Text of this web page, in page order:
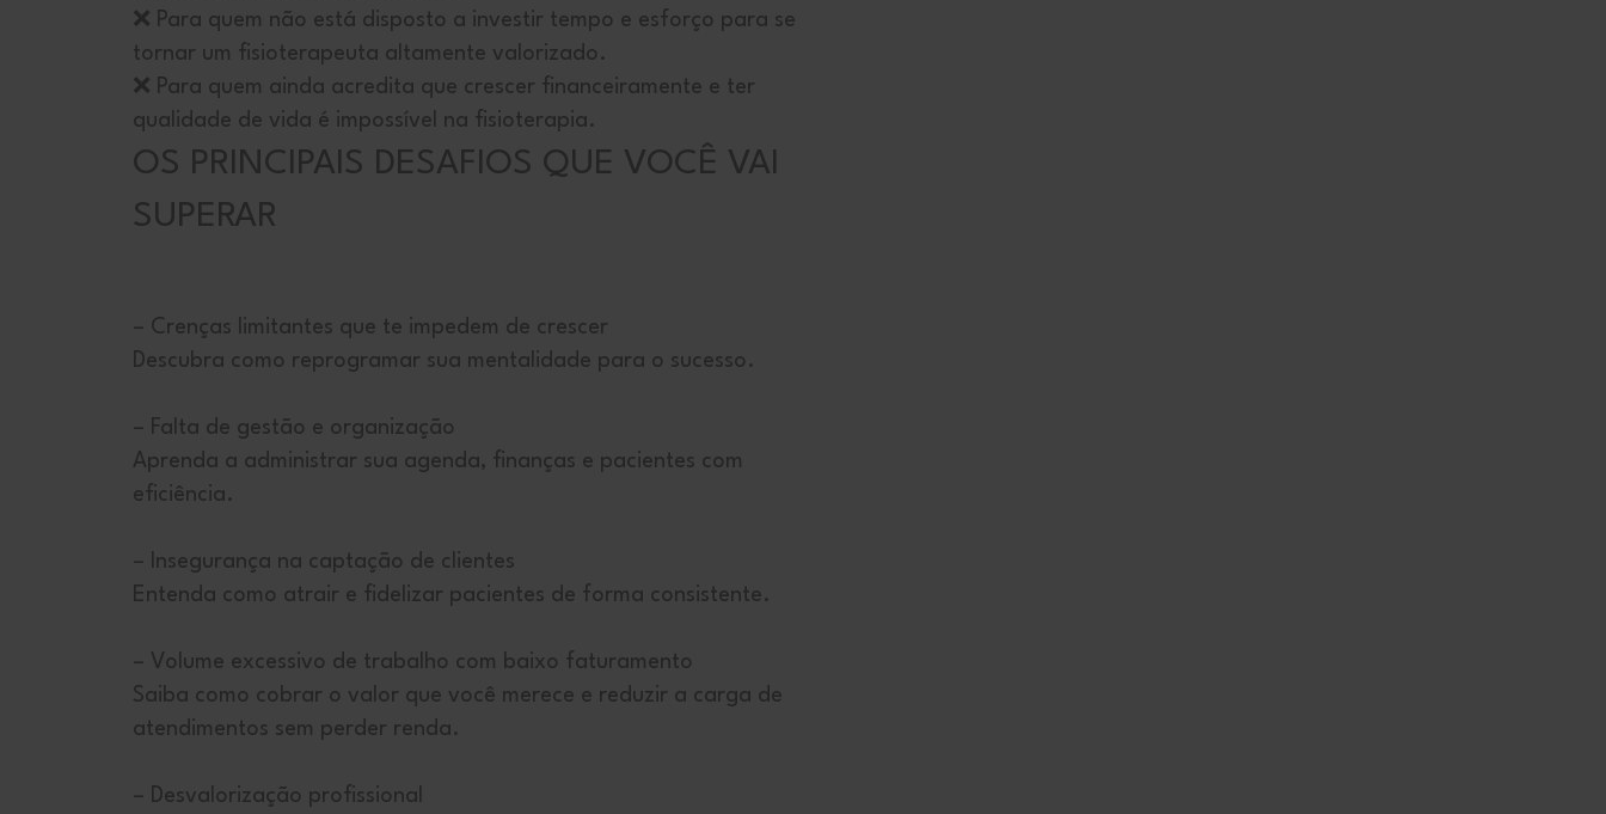
❌ Para quem não está disposto a investir tempo e esforço para se
tornar um fisioterapeuta altamente valorizado.
❌ Para quem ainda acredita que crescer financeiramente e ter
qualidade de vida é impossível na fisioterapia.
OS PRINCIPAIS DESAFIOS QUE VOCÊ VAI
SUPERAR
– Crenças limitantes que te impedem de crescer
Descubra como reprogramar sua mentalidade para o sucesso.
– Falta de gestão e organização
Aprenda a administrar sua agenda, finanças e pacientes com
eficiência.
– Insegurança na captação de clientes
Entenda como atrair e fidelizar pacientes de forma consistente.
– Volume excessivo de trabalho com baixo faturamento
Saiba como cobrar o valor que você merece e reduzir a carga de
atendimentos sem perder renda.
– Desvalorização profissional